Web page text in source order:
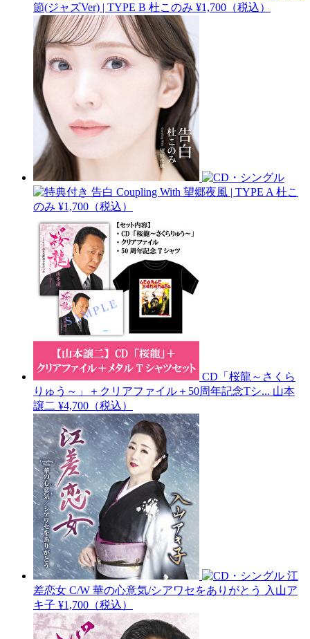
節(ジャズVer) | TYPE B 杜このみ ¥1,700（税込）
告白 Coupling With 望郷夜風 | TYPE A 杜こ
のみ ¥1,700（税込）
CD「桜龍～さくら
りゅう～」＋クリアファイル＋50周年記念Tシ... 山本
譲二 ¥4,700（税込）
江
差恋女 C/W 華の心意気/シアワセをありがとう
入山ア
キ子 ¥1,700（税込）